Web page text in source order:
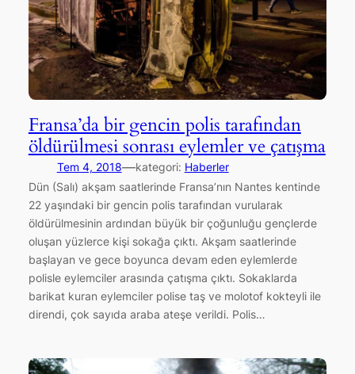
Fransa’da bir gencin polis tarafından
öldürülmesi sonrası eylemler ve çatışma
Tem 4, 2018—kategori: Haberler
Dün (Salı) akşam saatlerinde Fransa’nın Nantes kentinde
22 yaşındaki bir gencin polis tarafından vurularak
öldürülmesinin ardından büyük bir çoğunluğu gençlerde
oluşan yüzlerce kişi sokağa çıktı. Akşam saatlerinde
başlayan ve gece boyunca devam eden eylemlerde
polisle eylemciler arasında çatışma çıktı. Sokaklarda
barikat kuran eylemciler polise taş ve molotof kokteyli ile
direndi, çok sayıda araba ateşe verildi. Polis…